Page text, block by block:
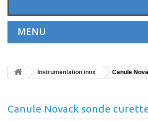
MENU
Instrumentation inox Canule
Canule Novack sonde